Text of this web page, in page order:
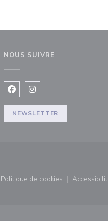
NOUS SUIVRE
Facebook ((ouvre une
Instagram ((ouvre une
NEWSLETTER
Politique de cookies
((ouvre une nouvelle